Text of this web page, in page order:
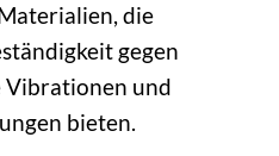
die
gegen
Vibrationen und
bieten.